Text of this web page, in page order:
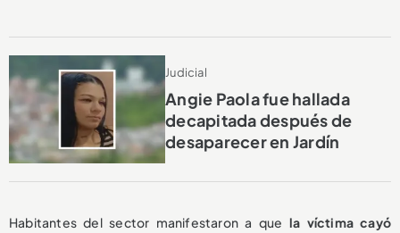
Judicial
Angie Paola fue hallada
decapitada después de
desaparecer en Jardín
Habitantes del sector manifestaron a que la víctima cayó